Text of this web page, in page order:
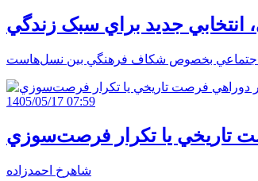
انتخابي جديد براي سبک زندگي
1405/05/17 07:59
تاريخي يا تکرار فرصت‌سوزي
شاهرخ احمدزاده